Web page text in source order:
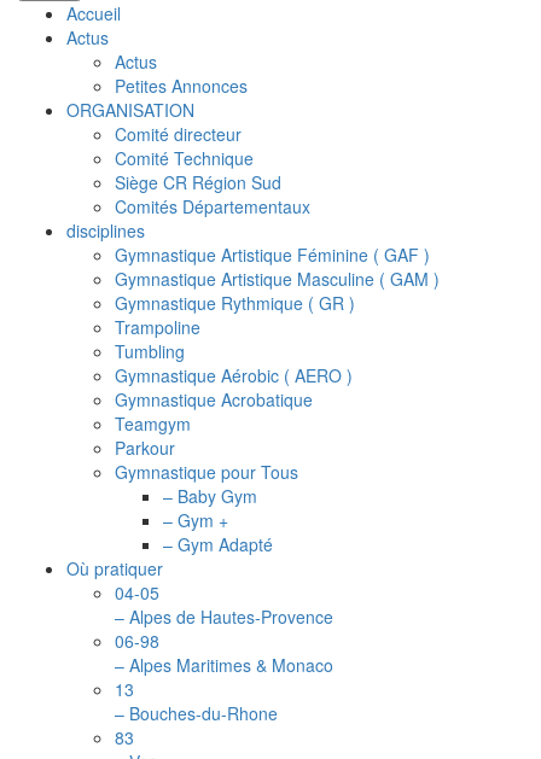
Accueil
Actus
Actus
Petites Annonces
ORGANISATION
Comité directeur
Comité Technique
Siège CR Région Sud
Comités Départementaux
disciplines
Gymnastique Artistique Féminine ( GAF )
Gymnastique Artistique Masculine ( GAM )
Gymnastique Rythmique ( GR )
Trampoline
Tumbling
Gymnastique Aérobic ( AERO )
Gymnastique Acrobatique
Teamgym
Parkour
Gymnastique pour Tous
– Baby Gym
– Gym +
– Gym Adapté
Où pratiquer
04-05
– Alpes de Hautes-Provence
06-98
– Alpes Maritimes & Monaco
13
– Bouches-du-Rhone
83